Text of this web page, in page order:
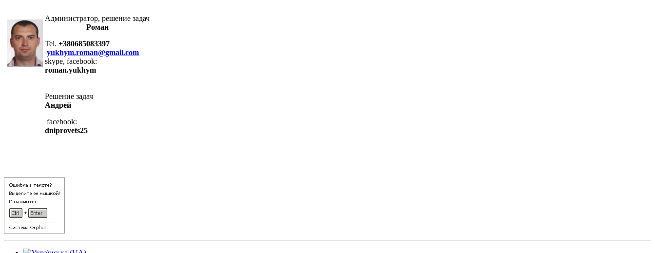
Администратор, решение задач
Роман
Tel. +380685083397
yukhym.roman@gmail.com
skype, facebook:
roman.yukhym
Решение задач
Андрей
facebook:
dniprovets25